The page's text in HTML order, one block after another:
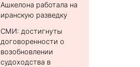
Ашкелона работала на
иранскую разведку
СМИ: достигнуты
договоренности о
возобновлении
судоходства в